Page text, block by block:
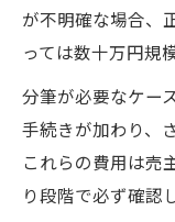
が不明確な場合、
っては数十万円規
分筆が必要なケー
手続きが加わり、
これらの費用は売
り段階で必ず確認